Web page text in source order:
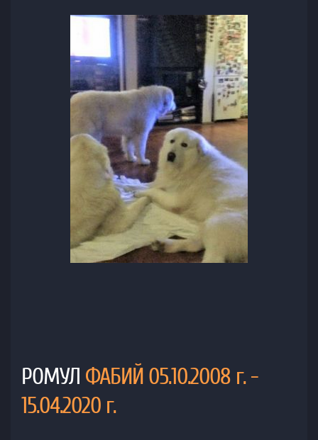
РОМУЛ ФАБИЙ 05.10.2008 г. -
15.04.2020 г.